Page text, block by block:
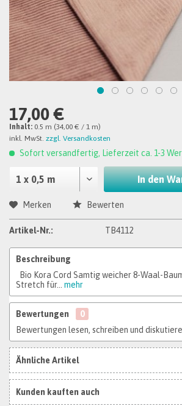
17,00 €
Inhalt: 0.5 m (34,00 € / 1 m)
inkl. MwSt. zzgl. Versandkosten
Sofort versandfertig, Lieferzeit ca. 1-3
In den
Merken Bewerten
Artikel-Nr.: TB4112
Beschreibung
Bio Kora Cord Samtig weicher 8-Waal-
Stretch für...
mehr
Bewertungen
0
Bewertungen lesen, schreiben und
Ähnliche Artikel
Kunden kauften auch